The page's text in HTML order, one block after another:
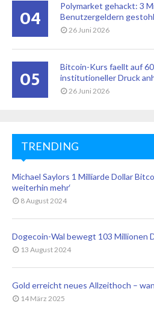
04
Polymarket gehackt: 3
Benutzergeldern
26 Juni 2026
05
Bitcoin-Kurs faellt auf
institutioneller Druck
26 Juni 2026
TRENDING
Michael Saylors 1 Milliarde Dollar
weiterhin mehr‘
8 August 2024
Dogecoin-Wal bewegt 103 Millionen
13 August 2024
Gold erreicht neues Allzeithoch –
14 März 2025